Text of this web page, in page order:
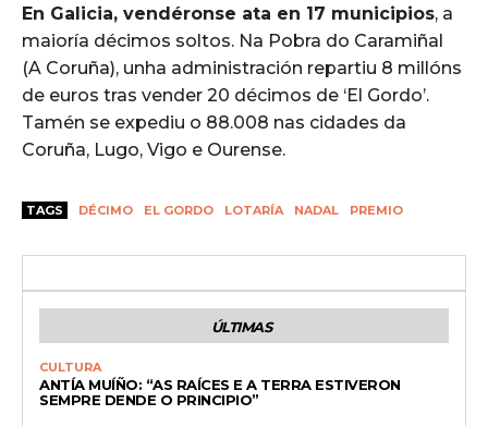
En Galicia, vendéronse ata en 17 municipios, a
maioría décimos soltos. Na Pobra do Caramiñal
(A Coruña), unha administración repartiu 8 millóns
de euros tras vender 20 décimos de ‘El Gordo’.
Tamén se expediu o 88.008 nas cidades da
Coruña, Lugo, Vigo e Ourense.
TAGS DÉCIMO EL GORDO LOTARÍA NADAL PREMIO
ÚLTIMAS
CULTURA
ANTÍA MUÍÑO: “AS RAÍCES E A TERRA ESTIVERON
SEMPRE DENDE O PRINCIPIO”